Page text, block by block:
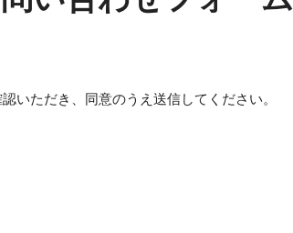
いただき、同意のうえ送信してください。